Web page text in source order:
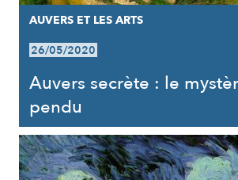
AUVERS ET LES ARTS
26/05/2020
Auvers secrète : le
pendu